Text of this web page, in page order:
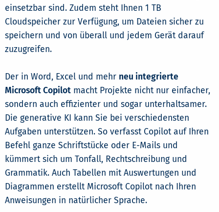
einsetzbar sind. Zudem steht Ihnen 1 TB
Cloudspeicher zur Verfügung, um Dateien sicher zu
speichern und von überall und jedem Gerät darauf
zuzugreifen.
Der in Word, Excel und mehr neu integrierte
Microsoft Copilot macht Projekte nicht nur einfacher,
sondern auch effizienter und sogar unterhaltsamer.
Die generative KI kann Sie bei verschiedensten
Aufgaben unterstützen. So verfasst Copilot auf Ihren
Befehl ganze Schriftstücke oder E-Mails und
kümmert sich um Tonfall, Rechtschreibung und
Grammatik. Auch Tabellen mit Auswertungen und
Diagrammen erstellt Microsoft Copilot nach Ihren
Anweisungen in natürlicher Sprache.